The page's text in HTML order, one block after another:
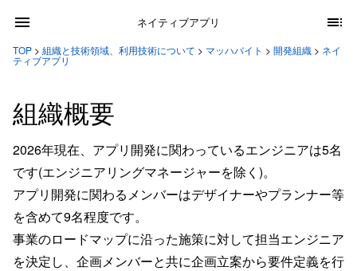
ネイティブアプリ
TOP > 組織と技術領域、利用技術について > マッハバイト > 開発組織 > ネイ
ティブアプリ
組織概要
2026年現在、アプリ開発に関わっているエンジニアは5名
です(エンジニアリングマネージャーを除く)。
アプリ開発に関わるメンバーはデザイナーやプランナー等
を含めて9名程度です。
事業のロードマップに沿った施策に対して担当エンジニア
を決定し、企画メンバーと共に企画立案から要件定義を行